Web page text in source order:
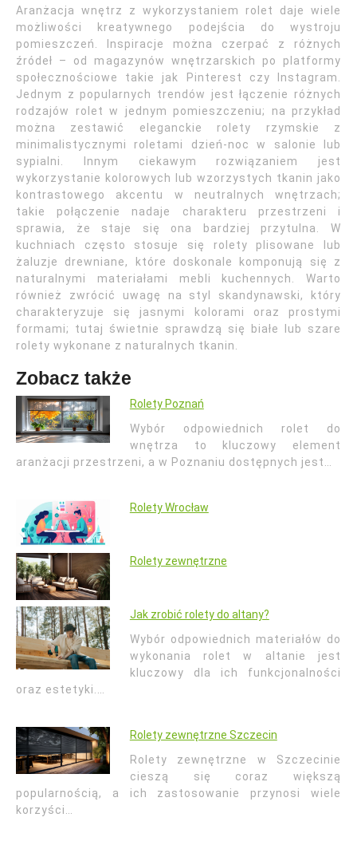
Aranżacja wnętrz z wykorzystaniem rolet daje wiele
możliwości kreatywnego podejścia do wystroju
pomieszczeń. Inspiracje można czerpać z różnych
źródeł – od magazynów wnętrzarskich po platformy
społecznościowe takie jak Pinterest czy Instagram.
Jednym z popularnych trendów jest łączenie różnych
rodzajów rolet w jednym pomieszczeniu; na przykład
można zestawić eleganckie rolety rzymskie z
minimalistycznymi roletami dzień-noc w salonie lub
sypialni. Innym ciekawym rozwiązaniem jest
wykorzystanie kolorowych lub wzorzystych tkanin jako
kontrastowego akcentu w neutralnych wnętrzach;
takie połączenie nadaje charakteru przestrzeni i
sprawia, że staje się ona bardziej przytulna. W
kuchniach często stosuje się rolety plisowane lub
żaluzje drewniane, które doskonale komponują się z
naturalnymi materiałami mebli kuchennych. Warto
również zwrócić uwagę na styl skandynawski, który
charakteryzuje się jasnymi kolorami oraz prostymi
formami; tutaj świetnie sprawdzą się białe lub szare
rolety wykonane z naturalnych tkanin.
Zobacz także
Rolety Poznań
Wybór odpowiednich rolet do
wnętrza to kluczowy element
aranżacji przestrzeni, a w Poznaniu dostępnych jest…
Rolety Wrocław
Rolety zewnętrzne
Jak zrobić rolety do altany?
Wybór odpowiednich materiałów do
wykonania rolet w altanie jest
kluczowy dla ich funkcjonalności
oraz estetyki.…
Rolety zewnętrzne Szczecin
Rolety zewnętrzne w Szczecinie
cieszą się coraz większą
popularnością, a ich zastosowanie przynosi wiele
korzyści…